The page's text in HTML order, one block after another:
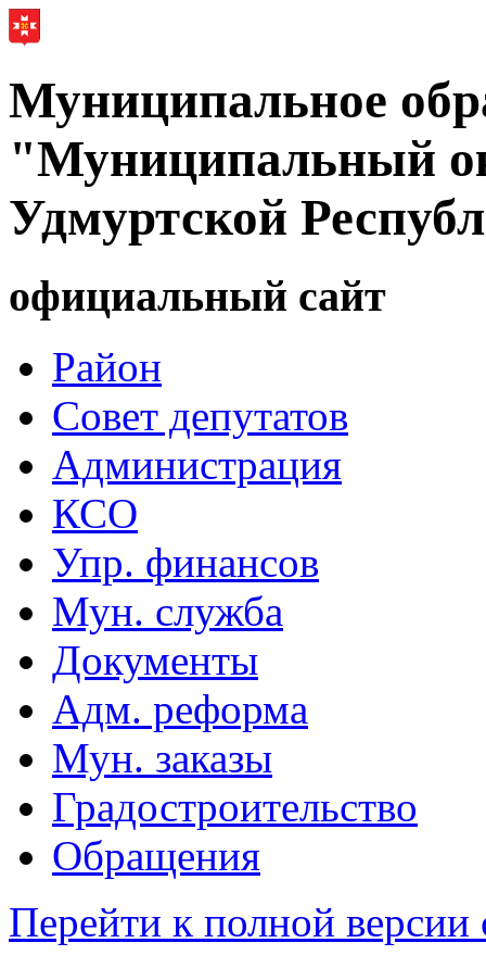
Муниципальное
"Муниципальный
Удмуртской
официальный сайт
Район
Совет депутатов
Администрация
КСО
Упр. финансов
Мун. служба
Документы
Адм. реформа
Мун. заказы
Градостроительство
Обращения
Перейти к полной версии